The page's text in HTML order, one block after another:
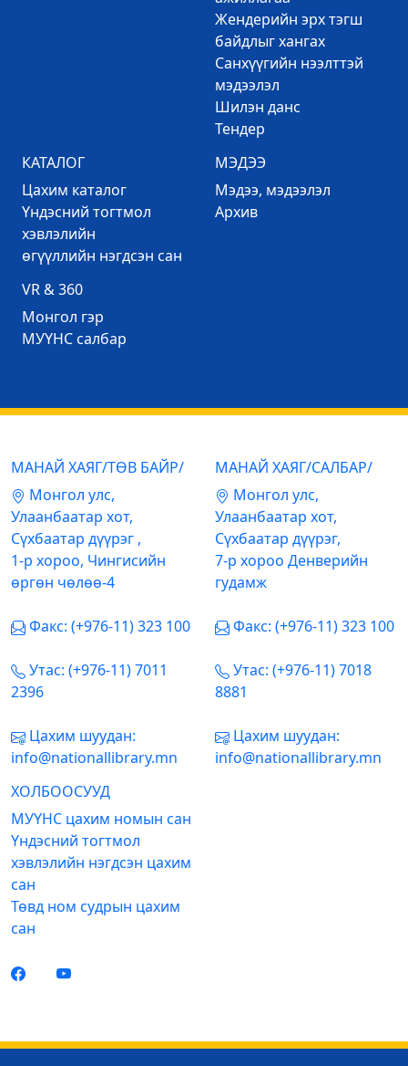
Жендерийн эрх тэгш
байдлыг хангах
Санхүүгийн нээлттэй
мэдээлэл
Шилэн данс
Тендер
КАТАЛОГ
Цахим каталог
Үндэсний тогтмол
хэвлэлийн
өгүүллийн нэгдсэн сан
МЭДЭЭ
Mэдээ, мэдээлэл
Архив
VR & 360
Mонгол гэр
МУҮНС салбар
МАНАЙ ХАЯГ/ТӨВ БАЙР/
Mонгол улс,
Улаанбаатар хот,
Сүхбаатар дүүрэг ,
1-р хороо, Чингисийн
өргөн чөлөө-4
Факс: (+976-11) 323 100
Утас: (+976-11) 7011
2396
Цахим шуудан:
info@nationallibrary.mn
МАНАЙ ХАЯГ/САЛБАР/
Mонгол улс,
Улаанбаатар хот,
Сүхбаатар дүүрэг,
7-р хороо Денверийн
гудамж
Факс: (+976-11) 323 100
Утас: (+976-11) 7018
8881
Цахим шуудан:
info@nationallibrary.mn
ХОЛБООСУУД
МУҮНС цахим номын сан
Үндэсний тогтмол
хэвлэлийн нэгдсэн цахим
сан
Төвд ном судрын цахим
сан